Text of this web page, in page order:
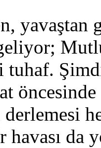
yavaştan
tuhaf.
havası da